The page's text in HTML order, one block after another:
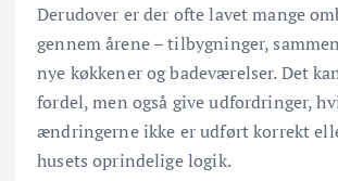
Derudover er der ofte lavet mange
gennem årene – tilbygninger,
nye køkkener og badeværelser. Det
fordel, men også give udfordringer,
ændringerne ikke er udført korrekt
husets oprindelige logik.